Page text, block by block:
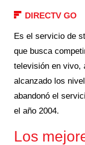
DIRECTV GO
Es el servicio de
que busca
televisión en vivo,
alcanzado los
abandonó el
el año 2004.
Los